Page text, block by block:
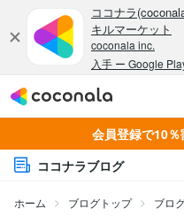
会員登録で10％
ココナラブログ
ホーム ブログトップ ブロ